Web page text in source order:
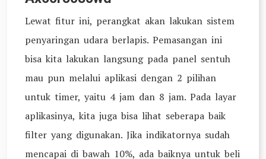
Lewat fitur ini, perangkat akan lakukan sistem
penyaringan udara berlapis. Pemasangan ini
bisa kita lakukan langsung pada panel sentuh
mau pun melalui aplikasi dengan 2 pilihan
untuk timer, yaitu 4 jam dan 8 jam. Pada layar
aplikasinya, kita juga bisa lihat seberapa baik
filter yang digunakan. Jika indikatornya sudah
mencapai di bawah 10%, ada baiknya untuk beli